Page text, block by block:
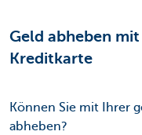
Geld abheben
Kreditkarte
Können Sie mit Ihrer
abheben?